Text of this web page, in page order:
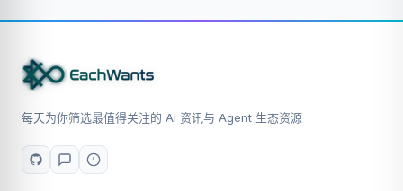
每天为你筛选最值得关注的 AI 资讯与 Agent 生态资源